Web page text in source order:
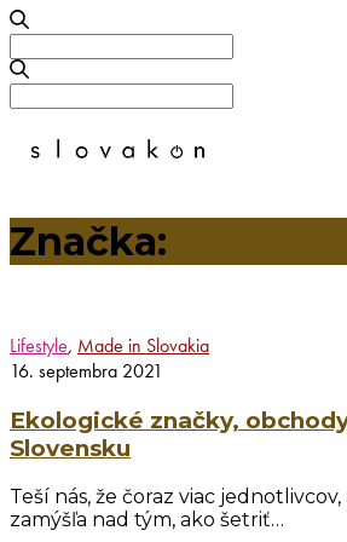
for:
Značka:
Lifestyle, Made in Slovakia
16. septembra 2021
Ekologické značky,
Slovensku
Teší nás, že čoraz viac jednotlivcov,
zamýšľa nad tým, ako šetriť…